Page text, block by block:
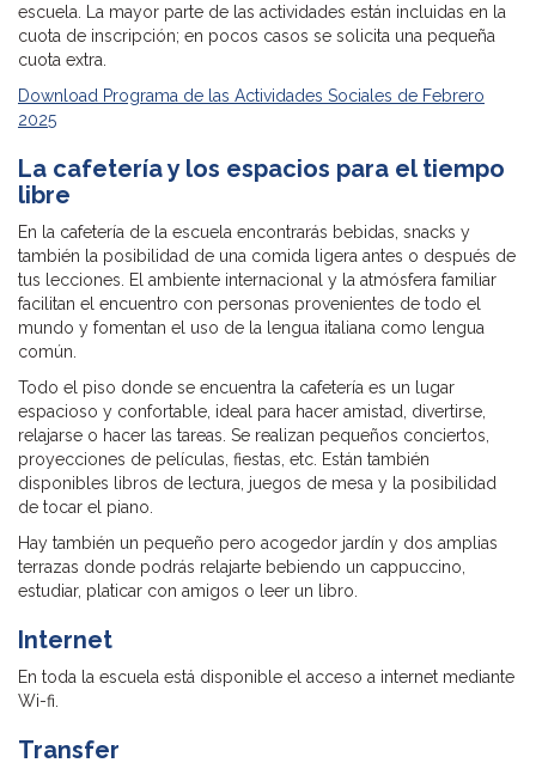
escuela. La mayor parte de las actividades están incluidas en la
cuota de inscripción; en pocos casos se solicita una pequeña
cuota extra.
Download Programa de las Actividades Sociales de Febrero
2025
La cafetería y los espacios para el tiempo
libre
En la cafetería de la escuela encontrarás bebidas, snacks y
también la posibilidad de una comida ligera antes o después de
tus lecciones. El ambiente internacional y la atmósfera familiar
facilitan el encuentro con personas provenientes de todo el
mundo y fomentan el uso de la lengua italiana como lengua
común.
Todo el piso donde se encuentra la cafetería es un lugar
espacioso y confortable, ideal para hacer amistad, divertirse,
relajarse o hacer las tareas. Se realizan pequeños conciertos,
proyecciones de películas, fiestas, etc. Están también
disponibles libros de lectura, juegos de mesa y la posibilidad
de tocar el piano.
Hay también un pequeño pero acogedor jardín y dos amplias
terrazas donde podrás relajarte bebiendo un cappuccino,
estudiar, platicar con amigos o leer un libro.
Internet
En toda la escuela está disponible el acceso a internet mediante
Wi-fi.
Transfer